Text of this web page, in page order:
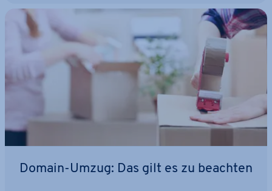
Domain-Umzug: Das gilt es zu beachten